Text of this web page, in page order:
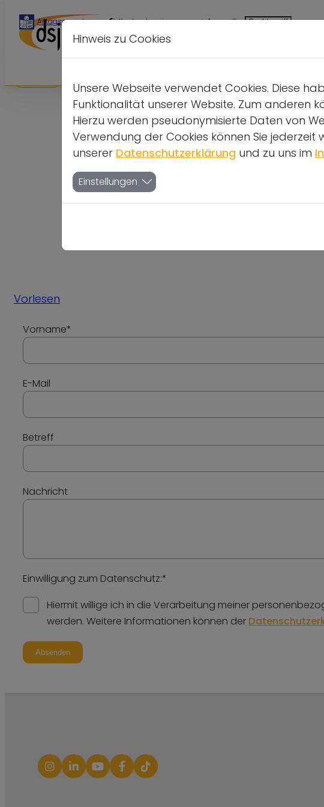
Alltagssprache Kontrastversion A A
Start-
Seite
uns
im Sport
Kontakt
Vorlesen
Vorname*
E-Mail
Betreff
Nachricht
Einwilligung zum Datenschutz:*
Hiermit willige ich in die Verarbeitung meiner
werden. Weitere Informationen können der
Hinweis zu Cookies
Unsere Webseite verwendet Cookies. Diese
Funktionalität unserer Website. Zum anderen
Hierzu werden pseudonymisierte Daten von
Verwendung der Cookies können Sie jederzeit
unserer Datenschutzerklärung und zu uns im
Einstellungen